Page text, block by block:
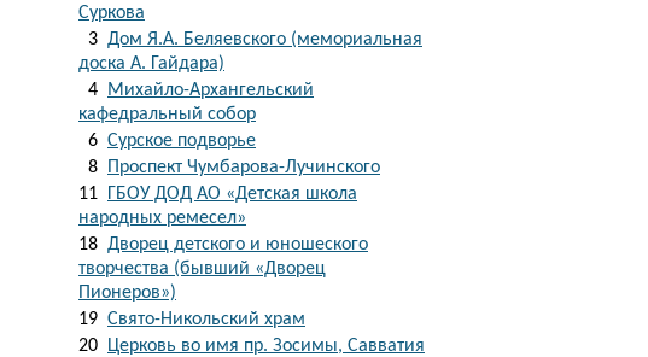
Суркова
3 Дом Я.А. Беляевского (мемориальная
доска А. Гайдара)
4
Михайло-Архангельский
кафедральный собор
6 Сурское подворье
8
Проспект Чумбарова-Лучинского
11
ГБОУ ДОД АО «Детская школа
народных ремесел»
18 Дворец детского и юношеского
творчества (бывший «Дворец
Пионеров»)
19 Свято-Никольский храм
20
Церковь во имя пр. Зосимы, Савватия